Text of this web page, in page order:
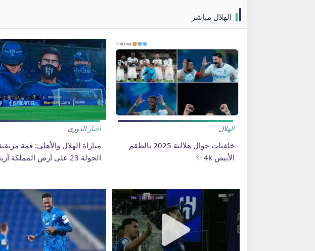
الهلال مباشر
الهلال
خلفيات جوال هلالية 2025 بالطقم
الأبيض 4k ✨
أخبار الدوري
مباراة الهلال والأهلي: قمة
الجولة 23 على أرض المملكة أرينا